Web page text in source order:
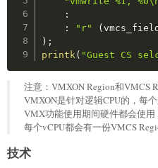
:
:
"r" (vmcs_field
) ;
printk ( "Guest CS
注意：VMXON Region和VMCS
VMXON是针对逻辑CPU的，每
VMX功能使用期间硬件都会使用
每个vCPU都会有一份VMCS
技术